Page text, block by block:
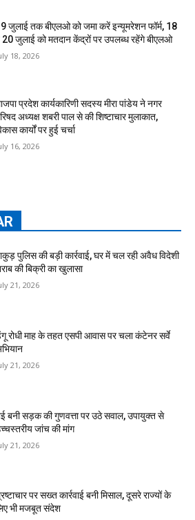
जुलाई तक बीएलओ को जमा करें इन्यूमरेशन फॉर्म, 18
20 जुलाई को मतदान केंद्रों पर उपलब्ध रहेंगे बीएलओ
18, 2026
प्रदेश कार्यकारिणी सदस्य मीरा पांडेय ने नगर
अध्यक्ष शबरी पाल से की शिष्टाचार मुलाकात,
कार्यों पर हुई चर्चा
16, 2026
पुलिस की बड़ी कार्रवाई, घर में चल रही अवैध विदेशी
की बिक्री का खुलासा
21, 2026
रोधी माह के तहत एसपी आवास पर चला कंटेनर सर्वे
21, 2026
बनी सड़क की गुणवत्ता पर उठे सवाल, उपायुक्त से
जांच की मांग
21, 2026
पर सख्त कार्रवाई बनी मिसाल, दूसरे राज्यों के
भी मजबूत संदेश